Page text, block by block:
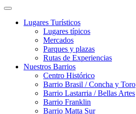
Lugares Turísticos
Lugares tí­picos
Mercados
Parques y plazas
Rutas de Experiencias
Nuestros Barrios
Centro Histórico
Barrio Brasil / Concha y Toro
Barrio Lastarria / Bellas Artes
Barrio Franklin
Barrio Matta Sur